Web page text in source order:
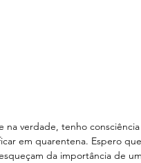
na verdade, tenho
em quarentena. Espero
da importância de